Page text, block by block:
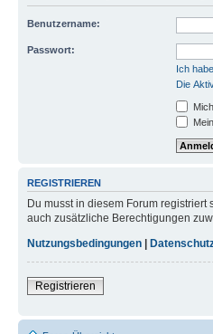
Benutzername:
Passwort:
Ich
Die
REGISTRIEREN
Du musst in diesem Forum
auch zusätzliche Berechtigungen
Nutzungsbedingungen
Registrieren